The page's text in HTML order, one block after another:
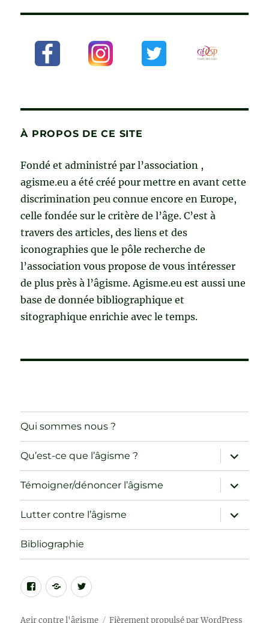
À PROPOS DE CE SITE
Fondé et administré par l’association ,
agisme.eu a été créé pour mettre en avant cette
discrimination peu connue encore en Europe,
celle fondée sur le critère de l’âge. C’est à
travers des articles, des liens et des
iconographies que le pôle recherche de
l’association vous propose de vous intéresser
de plus près à l’âgisme. Agisme.eu est aussi une
base de donnée bibliographique et
sitographique enrichie avec le temps.
Qui sommes nous ?
Qu’est-ce que l’âgisme ?
ouvrir
le
sous-
menu
Témoigner/dénoncer l’âgisme
ouvrir
le
sous-
menu
Lutter contre l’âgisme
ouvrir
le
sous-
Bibliographie
Facebook
CIF-
–
Twitter
Agir contre l'âgisme Fièrement propulsé par WordPress